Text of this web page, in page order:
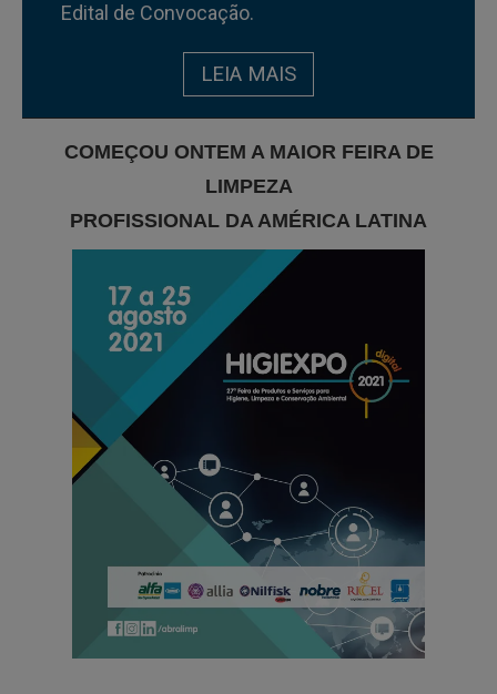
Edital de Convocação.
LEIA MAIS
COMEÇOU ONTEM A MAIOR FEIRA DE
LIMPEZA
PROFISSIONAL DA AMÉRICA LATINA